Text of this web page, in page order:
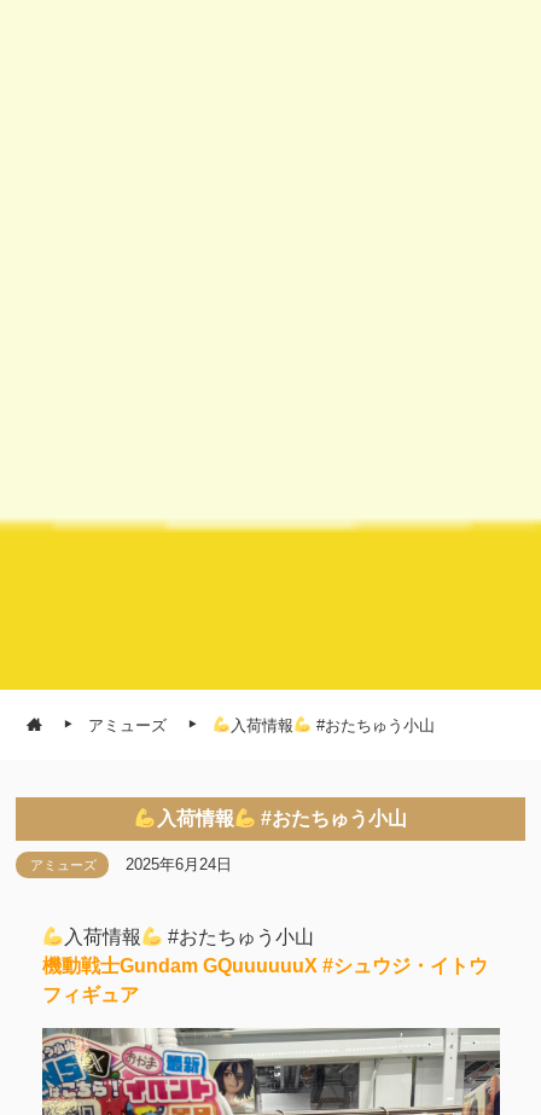
アミューズ 入荷情報 #おたちゅう小山
入荷情報 #おたちゅう小山
アミューズ 2025年6月24日
入荷情報
#おたちゅう小山
機動戦士Gundam GQuuuuuuX #シュウジ・イトウ
フィギュア